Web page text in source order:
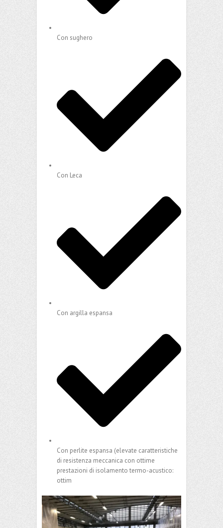
Con sughero
Con Leca
Con argilla espansa
Con perlite espansa (elevate caratteristiche
di resistenza meccanica con ottime
prestazioni di isolamento termo-acustico:
ottim